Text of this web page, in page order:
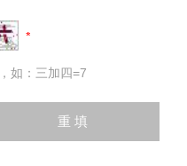
如：三加四=7